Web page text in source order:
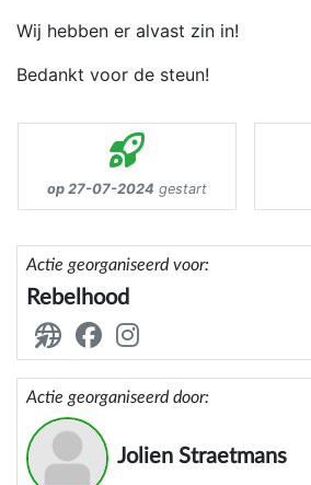
Wij hebben er alvast zin in!
Bedankt voor de steun!
op 27-07-2024 gestart
Actie georganiseerd voor:
Rebelhood
Actie georganiseerd door:
Jolien Straetmans